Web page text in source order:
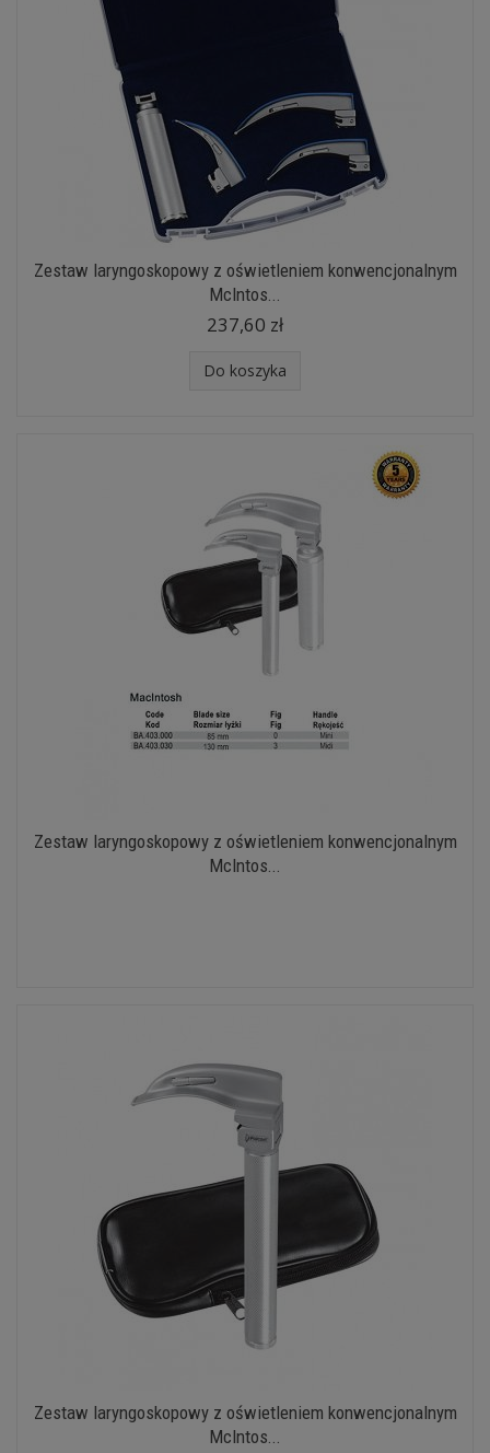
Zestaw laryngoskopowy z oświetleniem konwencjonalnym
McIntos...
237,60 zł
Do koszyka
Zestaw laryngoskopowy z oświetleniem konwencjonalnym
McIntos...
Zestaw laryngoskopowy z oświetleniem konwencjonalnym
McIntos...